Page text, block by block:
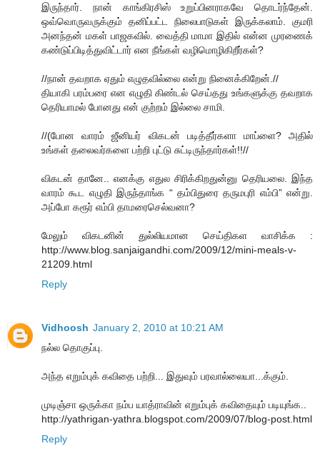
இருந்தார். நான் காங்கிரசிஸ் உறுப்பினராகவே தொடர்ந்தேன்.
ஒவ்வொருவருக்கும் தனிப்பட்ட நிலைபாடுகள் இருக்கலாம். குமரி
அனந்தன் மகள் பாஜகவில். வைத்தி மாமா இதில் என்ன முரணைக்
கண்டுப்பிடித்துவிட்டார் என நீங்கள் வழிமொழிகிறீர்கள்?
//நான் தவறாக ஏதும் எழுதவில்லை என்று நினைக்கிறேன்.//
தியாகி பரம்பரை என எழுதி கிண்டல் செய்தது உங்களுக்கு தவறாக
தெரியாமல் போனது என் குற்றம் இல்லை சாமி.
//(போன வாரம் ஜீனியர் விகடன் படித்தீர்களா மாப்ளை? அதில்
உங்கள் தலைவர்களை பற்றி புட்டு சுட்டிருந்தார்கள்!!//
விகடன் தானே.. எனக்கு எதுல சிரிக்கிறதுன்னு தெரியலை. இந்த
வாரம் கூட எழுதி இருந்தாங்க “ தம்பிதுரை தருமபுரி எம்பி” என்று.
அப்போ கரூர் எம்பி தாமரைசெல்வனா?
மேலும் விகடனின் துல்லியமான செய்திகள வாசிக்க :
http://www.blog.sanjaigandhi.com/2009/12/mini-meals-v-
21209.html
Reply
Vidhoosh January 2, 2010 at 10:21 AM
நல்ல தொகுப்பு.
அந்த எறும்புக் கவிதை பற்றி... இதுவும் பரவால்லையா...க்கும்.
முடிஞ்சா ஒருக்கா நம்ப யாத்ராவின் எறும்புக் கவிதையும் படியுங்க..
http://yathrigan-yathra.blogspot.com/2009/07/blog-post.html
Reply